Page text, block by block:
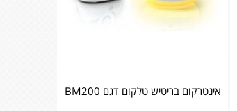
אינטרקום בריטיש טלקום דגם BM200